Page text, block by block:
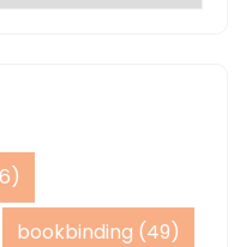
bookbinding (49)